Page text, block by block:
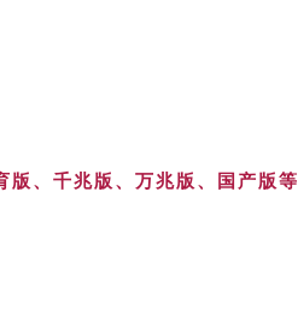
版、千兆版、万兆版、国产版等